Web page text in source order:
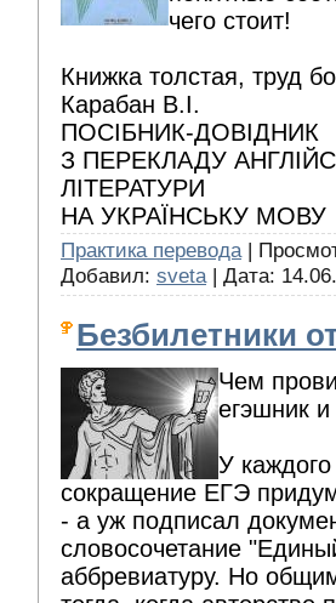
чего стоит!
Книжка толстая, труд
Карабан В.І.
ПОСІБНИК-ДОВІДНИК
З ПЕРЕКЛАДУ
ЛІТЕРАТУРИ
НА УКРАЇНСЬКУ МОВУ
Практика перевода |
Добавил: sveta | Дата:
Безбилетники
Чем
егэшник
У
сокращение ЕГЭ
- а уж подписал
словосочетание
аббревиатуру. Но